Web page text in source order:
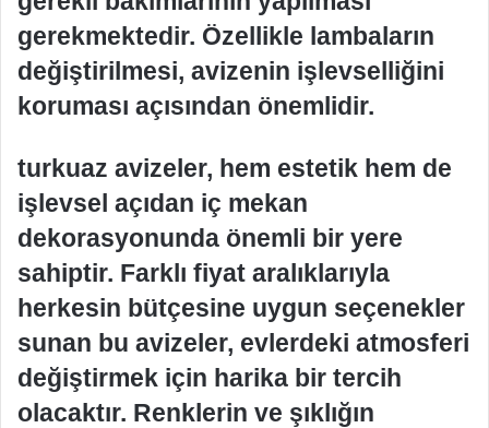
gerekmektedir. Özellikle lambaların
değiştirilmesi, avizenin işlevselliğini
koruması açısından önemlidir.
turkuaz avizeler, hem estetik hem de
işlevsel açıdan iç mekan
dekorasyonunda önemli bir yere
sahiptir. Farklı fiyat aralıklarıyla
herkesin bütçesine uygun seçenekler
sunan bu avizeler, evlerdeki atmosferi
değiştirmek için harika bir tercih
olacaktır. Renklerin ve şıklığın